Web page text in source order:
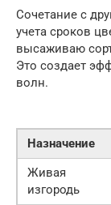
Сочетание с
учета сроков
высаживаю
Это создает
волн.
Назначение
Живая
изгородь